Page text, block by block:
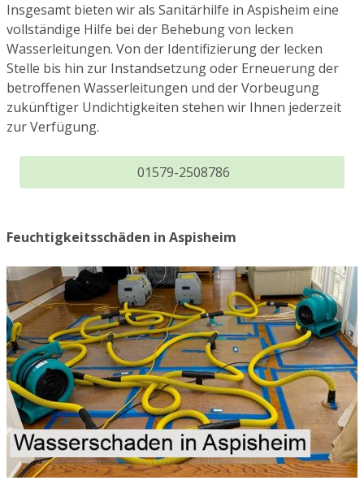
Insgesamt bieten wir als Sanitärhilfe in Aspisheim eine
vollständige Hilfe bei der Behebung von lecken
Wasserleitungen. Von der Identifizierung der lecken
Stelle bis hin zur Instandsetzung oder Erneuerung der
betroffenen Wasserleitungen und der Vorbeugung
zukünftiger Undichtigkeiten stehen wir Ihnen jederzeit
zur Verfügung.
01579-2508786
Feuchtigkeitsschäden in Aspisheim